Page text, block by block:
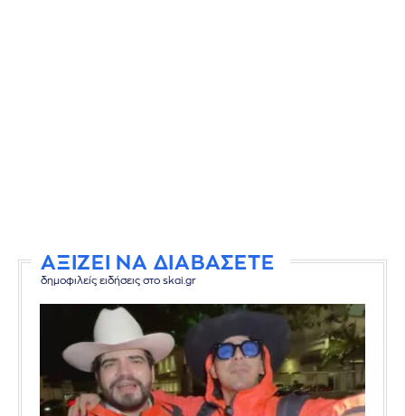
ΑΞΙΖΕΙ ΝΑ ΔΙΑΒΑΣΕΤΕ
δημοφιλείς ειδήσεις στο skai.gr